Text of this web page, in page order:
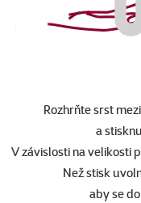
Rozhrňte srst
a
V závislosti na velikosti
Než stisk
aby se